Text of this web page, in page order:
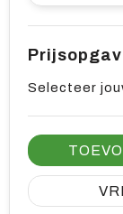
Selecteer